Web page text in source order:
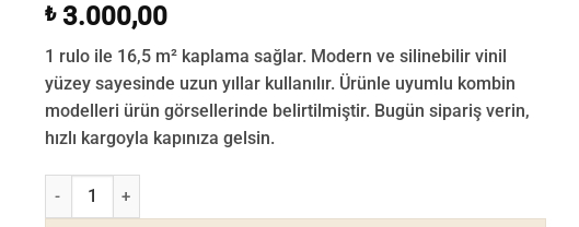
₺3.000,00
1 rulo ile 16,5 m² kaplama sağlar. Modern ve silinebilir vinil
yüzey sayesinde uzun yıllar kullanılır. Ürünle uyumlu kombin
modelleri ürün görsellerinde belirtilmiştir. Bugün sipariş verin,
hızlı kargoyla kapınıza gelsin.
Tudor Duvar Kağıdı 3508-02 adet